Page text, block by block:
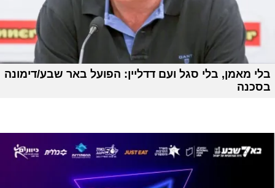
בלי מאמן, בלי סגל ועם דדליין: הפועל באר שבע/דימונה
בסכנה